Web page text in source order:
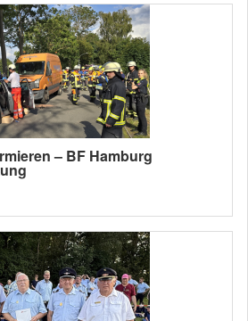
– BF Hamburg